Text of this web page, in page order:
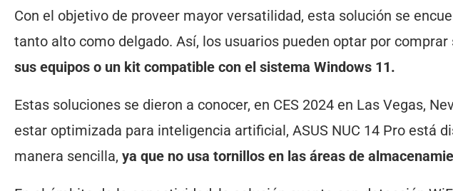
Con el objetivo de proveer mayor versatilidad, esta solución se
tanto alto como delgado. Así, los usuarios pueden optar por comprar
sus equipos o un kit compatible con el sistema Windows 11.
Estas soluciones se dieron a conocer, en CES 2024 en Las Vegas,
estar optimizada para inteligencia artificial, ASUS NUC 14 Pro está
manera sencilla, ya que no usa tornillos en las áreas de